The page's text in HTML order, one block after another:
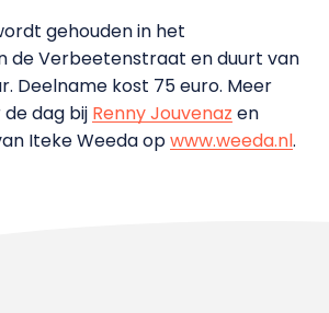
gehouden in het
de Verbeetenstraat en duurt van
Deelname kost 75 euro. Meer
dag bij Renny Jouvenaz en
Iteke Weeda opwww.weeda.nl.